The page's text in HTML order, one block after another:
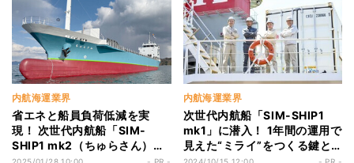
内航海運業界
省エネと船員負荷低減を実
現！ 次世代内航船「SIM-
SHIP1 mk2（ちゅらさん）」
が竣工 - 船舶業界に革新をも
2025/01/28 10:00 - PR -
内航海運業界
次世代内航船「SIM-SHIP1
mk1」に潜入！ 1年間の運用で
見えた“ミライ”をつくる鍵と
は
2024/10/15 12:00 - PR -